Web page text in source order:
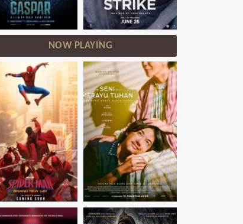
NOW PLAYING